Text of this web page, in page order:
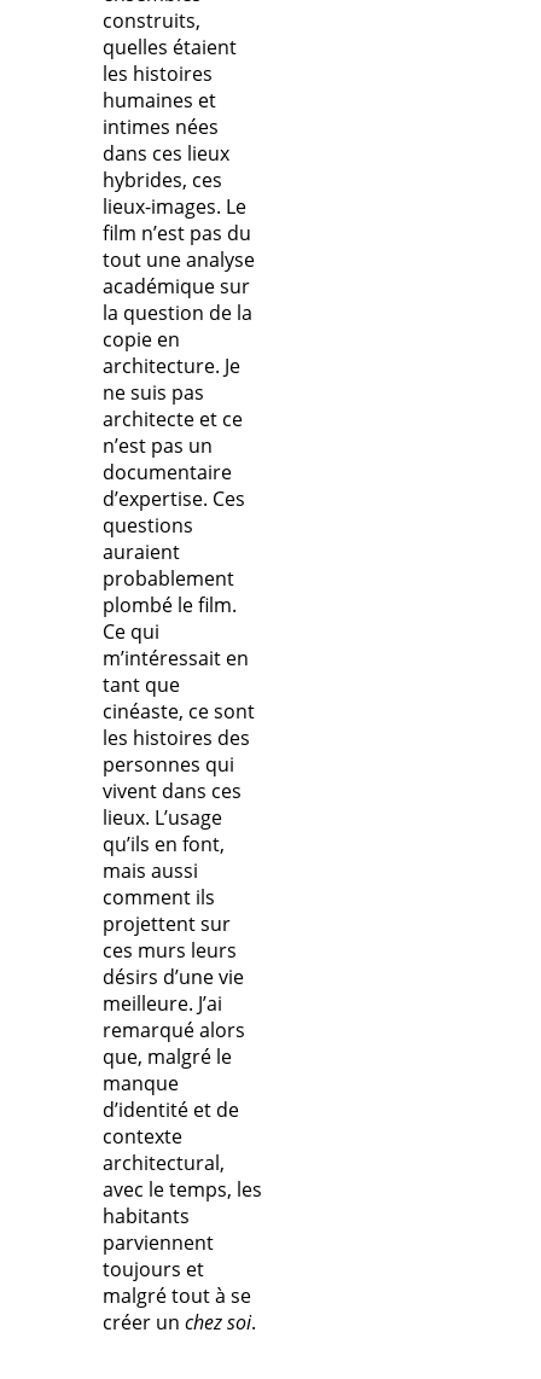
construits,
quelles étaient
les histoires
humaines et
intimes nées
dans ces lieux
hybrides, ces
lieux-images. Le
film n’est pas du
tout une analyse
académique sur
la question de la
copie en
architecture. Je
ne suis pas
architecte et ce
n’est pas un
documentaire
d’expertise. Ces
questions
auraient
probablement
plombé le film.
Ce qui
m’intéressait en
tant que
cinéaste, ce sont
les histoires des
personnes qui
vivent dans ces
lieux. L’usage
qu’ils en font,
mais aussi
comment ils
projettent sur
ces murs leurs
désirs d’une vie
meilleure. J’ai
remarqué alors
que, malgré le
manque
d’identité et de
contexte
architectural,
avec le temps, les
habitants
parviennent
toujours et
malgré tout à se
créer un chez soi.